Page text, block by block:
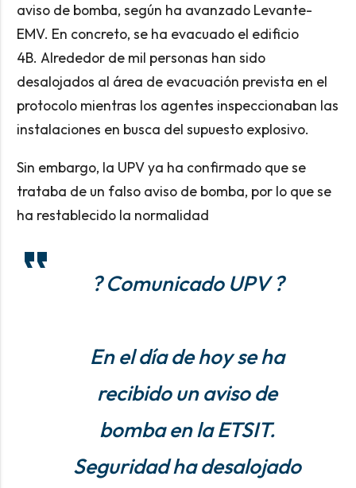
aviso de bomba, según ha avanzado Levante-
EMV. En concreto, se ha evacuado el edificio
4B. Alrededor de mil personas han sido
desalojados al área de evacuación prevista en el
protocolo mientras los agentes inspeccionaban las
instalaciones en busca del supuesto explosivo.
Sin embargo, la UPV ya ha confirmado que se
trataba de un falso aviso de bomba, por lo que se
ha restablecido la normalidad
? Comunicado UPV ?
En el día de hoy se ha
recibido un aviso de
bomba en la ETSIT.
Seguridad ha desalojado